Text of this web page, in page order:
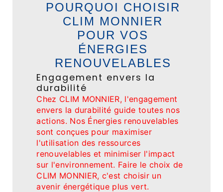
POURQUOI CHOISIR
CLIM MONNIER
POUR VOS
ÉNERGIES
RENOUVELABLES
Engagement envers la
durabilité
Chez CLIM MONNIER, l'engagement
envers la durabilité guide toutes nos
actions. Nos Énergies renouvelables
sont conçues pour maximiser
l'utilisation des ressources
renouvelables et minimiser l'impact
sur l'environnement. Faire le choix de
CLIM MONNIER, c'est choisir un
avenir énergétique plus vert.